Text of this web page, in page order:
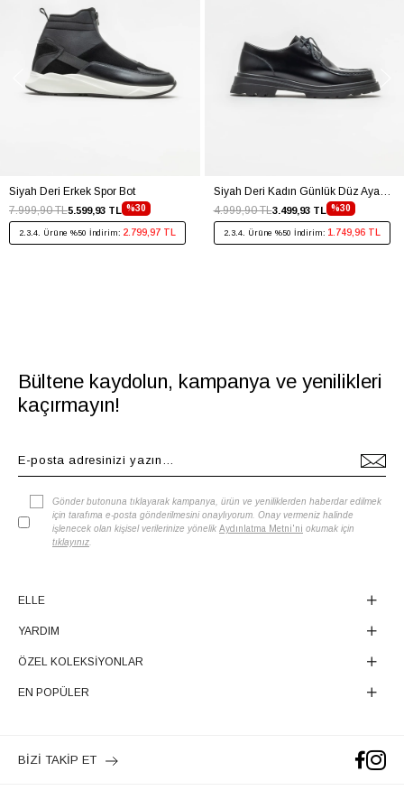
Siyah Deri Erkek Spor Bot
%30
5.599,93 TL
7.999,90 TL
2.3.4. Ürüne %50 İndirim: 2.799,97 TL
Siyah Deri Kadın Günlük Düz Ayakkabı
%30
3.499,93 TL
4.999,90 TL
2.3.4. Ürüne %50 İndirim: 1.749,96 TL
Bültene kaydolun, kampanya ve yenilikleri
kaçırmayın!
Gönder butonuna tıklayarak kampanya, ürün ve yeniliklerden haberdar edilmek
için tarafıma e-posta gönderilmesini onaylıyorum. Onay vermeniz halinde
işlenecek olan kişisel verilerinize yönelik Aydınlatma Metni'ni okumak için
tıklayınız
ELLE
YARDIM
ÖZEL KOLEKSİYONLAR
EN POPÜLER
BİZİ TAKİP ET